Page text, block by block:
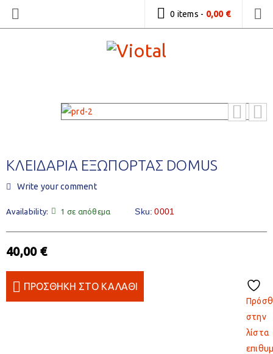
0 items - 0,00 €
ΚΛΕΙΔΑΡΙΑ ΕΞΩΠΟΡΤΑΣ DOMUS
Write your comment
Availability: 1 σε απόθεμα Sku: 0001
40,00 €
ΠΡΟΣΘΉΚΗ ΣΤΟ ΚΑΛΆΘΙ
στην
λίστα